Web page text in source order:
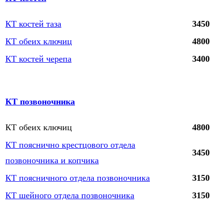
КТ костей таза
3450
КТ обеих ключиц
4800
КТ костей черепа
3400
КТ позвоночника
КТ обеих ключиц
4800
КТ пояснично крестцового отдела
позвоночника и копчика
3450
КТ поясничного отдела позвоночника
3150
КТ шейного отдела позвоночника
3150